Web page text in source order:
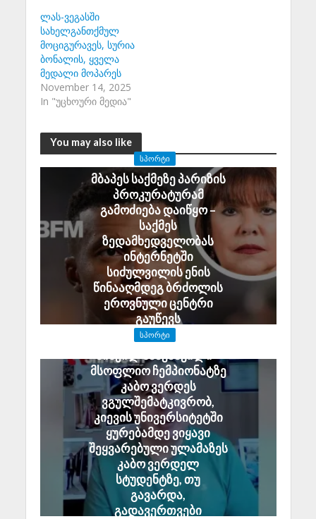
ლას-ვეგასში
სახელგანთქმულ
მოციგურავეს, სურია
ბონალის, ყველა
მედალი მოპარეს
November 14, 2025
In "უცხოური მედია"
You may also like
ᲡᲞᲝᲠᲢᲘ
მბაპეს საქმეზე პარიზის
პროკურატურამ
გამოძიება დაიწყო –
საქმეს
ზედამხედველობას
ინტერნეტში
სიძულვილის ენის
წინააღმდეგ ბრძოლის
ეროვნული ცენტრი
გაუწევს
July 10, 2026
ᲡᲞᲝᲠᲢᲘ
მსოფლიო ჩემპიონატზე
კაბო ვერდეს
ვგულშემატკივრობ,
კიევის უნივერსიტეტში
ყურებამდე ვიყავი
შეყვარებული ულამაზეს
კაბო ვერდელ
სტუდენტზე, თუ
გავარდა,
გადავერთვები